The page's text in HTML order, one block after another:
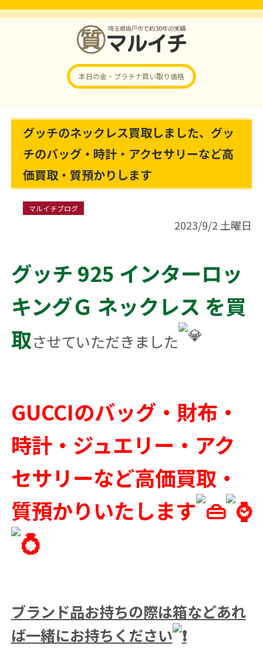
本日の金・プラチナ買い取り価格
グッチのネックレス買取しました、グッ
チのバッグ・時計・アクセサリーなど高
価買取・質預かりします
マルイチブログ
2023/9/2 土曜日
グッチ 925 インターロッ
キングＧ ネックレス を買
取させていただきました
GUCCIのバッグ・財布・
時計・ジュエリー・アク
セサリーなど高価買取・
質預かりいたします
ブランド品お持ちの際は箱などあれ
ば一緒にお持ちください